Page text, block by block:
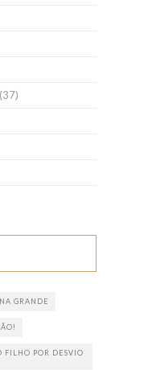
(37)
GRANDE
FILHO POR DESVIO